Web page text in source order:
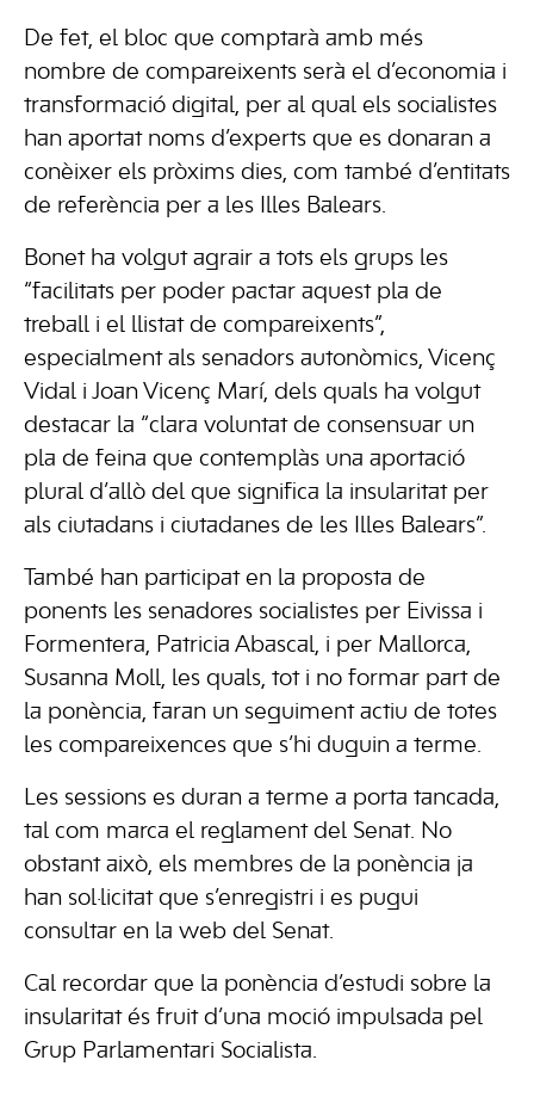
De fet, el bloc que comptarà amb més
nombre de compareixents serà el d’economia i
transformació digital, per al qual els socialistes
han aportat noms d’experts que es donaran a
conèixer els pròxims dies, com també d’entitats
de referència per a les Illes Balears.
Bonet ha volgut agrair a tots els grups les
“facilitats per poder pactar aquest pla de
treball i el llistat de compareixents”,
especialment als senadors autonòmics, Vicenç
Vidal i Joan Vicenç Marí, dels quals ha volgut
destacar la “clara voluntat de consensuar un
pla de feina que contemplàs una aportació
plural d’allò del que significa la insularitat per
als ciutadans i ciutadanes de les Illes Balears”.
També han participat en la proposta de
ponents les senadores socialistes per Eivissa i
Formentera, Patricia Abascal, i per Mallorca,
Susanna Moll, les quals, tot i no formar part de
la ponència, faran un seguiment actiu de totes
les compareixences que s’hi duguin a terme.
Les sessions es duran a terme a porta tancada,
tal com marca el reglament del Senat. No
obstant això, els membres de la ponència ja
han sol·licitat que s’enregistri i es pugui
consultar en la web del Senat.
Cal recordar que la ponència d’estudi sobre la
insularitat és fruit d’una moció impulsada pel
Grup Parlamentari Socialista.